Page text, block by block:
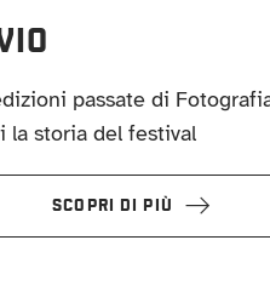
passate di
la storia del festival
SCOPRI DI PIÙ